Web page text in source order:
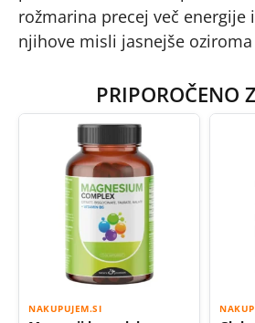
rožmarina precej več energije
njihove misli jasnejše
PRIPOROČENO
NAKUPUJEM.SI